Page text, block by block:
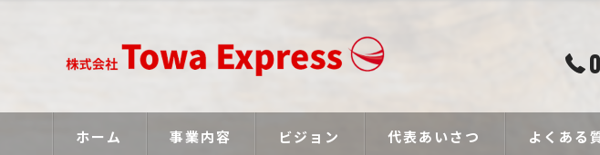
ホーム 事業内容 ビジョン 代表あいさつ よくある